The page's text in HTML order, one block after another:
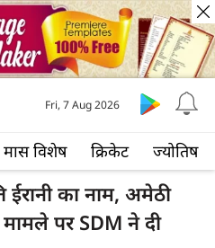
मास विशेष क्रिकेट ज्योतिष
Fri, 7 Aug 2026
ईरानी का नाम, अमेठी
पर SDM ने दी